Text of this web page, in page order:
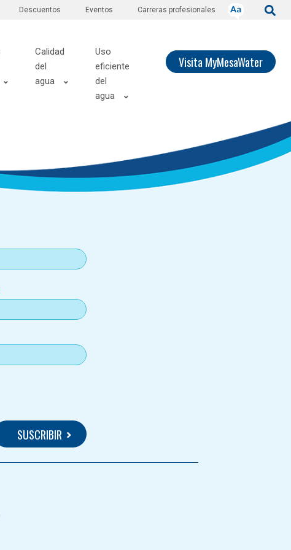
Carreras profesionales
Eventos
Descuentos
Calidad
del
agua
Uso
eficiente
del
agua
Visita MyMesaWater